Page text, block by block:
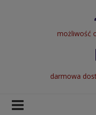
możliwość
darmowa